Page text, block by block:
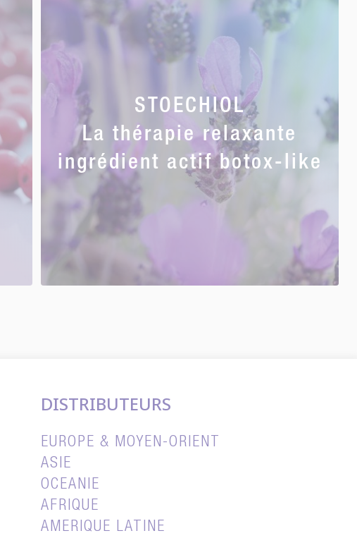
STOECHIOL
La thérapie relaxante
ingrédient actif botox-like
DISTRIBUTEURS
EUROPE & MOYEN-ORIENT
ASIE
OCEANIE
AFRIQUE
AMERIQUE LATINE